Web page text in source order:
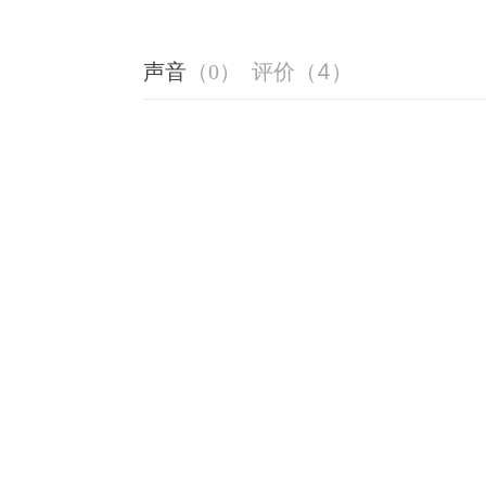
声音 （0） 评价 （4）